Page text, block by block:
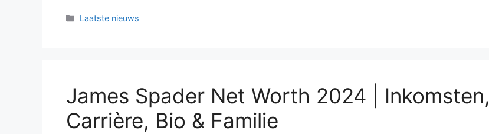
Categories
Laatste nieuws
James Spader Net Worth 2024 | Inkomsten,
Carrière, Bio & Familie